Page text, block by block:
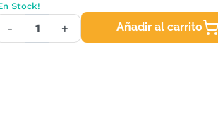
Stock!
- + Añadir al carrito